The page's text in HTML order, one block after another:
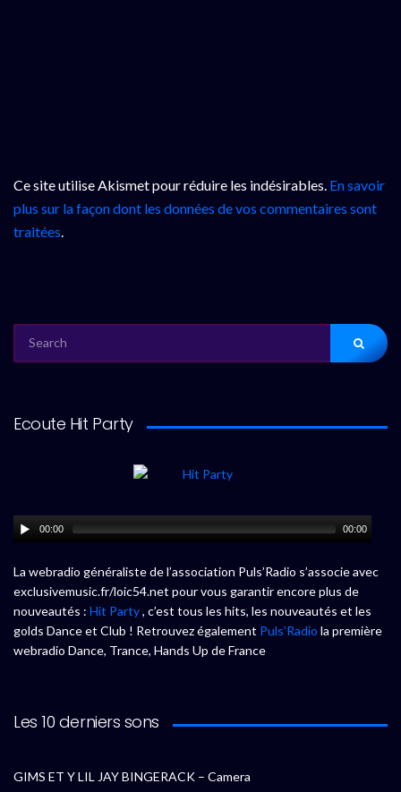
Ce site utilise Akismet pour réduire les indésirables. En savoir
plus sur la façon dont les données de vos commentaires sont
traitées.
FOR:
Ecoute Hit Party
00:00 00:00
La webradio généraliste de l’association Puls’Radio s’associe avec
exclusivemusic.fr/loic54.net pour vous garantir encore plus de
nouveautés : Hit Party, c’est tous les hits, les nouveautés et les
golds Dance et Club ! Retrouvez également Puls’Radio la première
webradio Dance, Trance, Hands Up de France
Les 10 derniers sons
GIMS ET Y LIL JAY BINGERACK – Camera